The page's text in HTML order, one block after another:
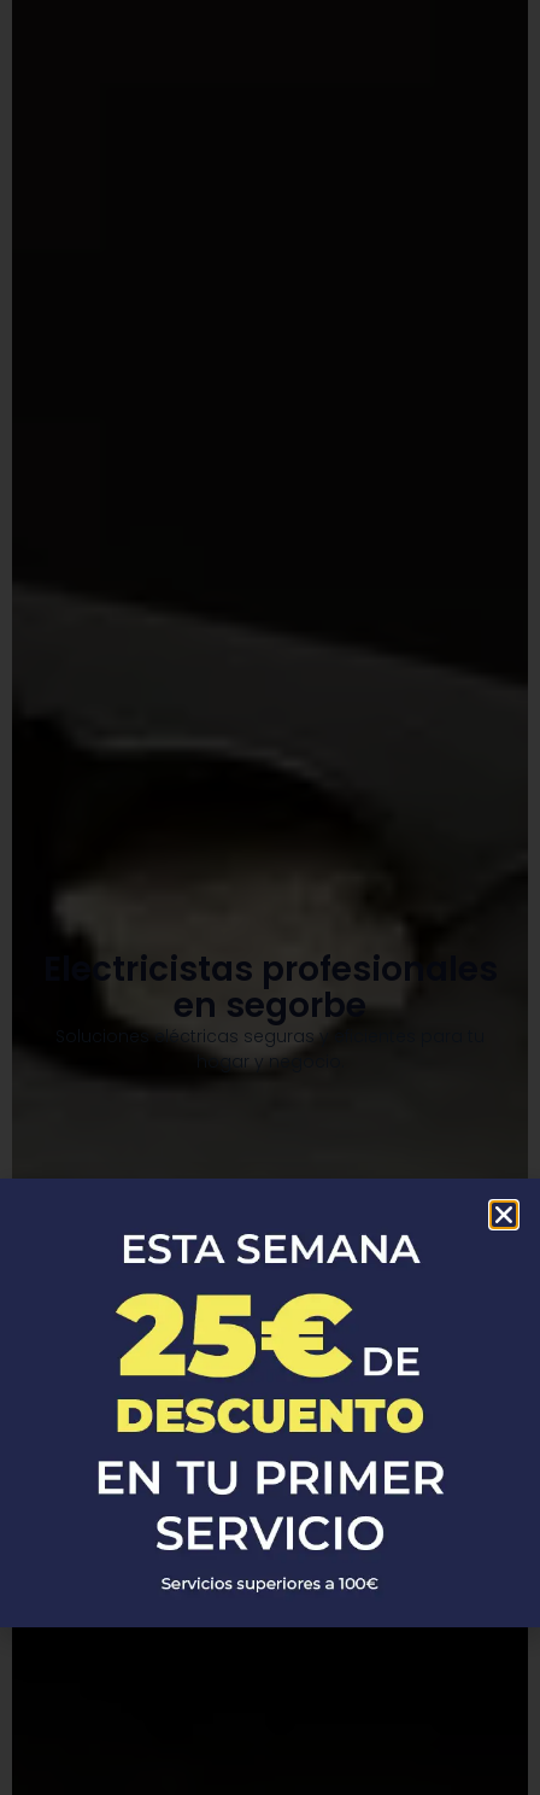
Electricistas profesionales
en segorbe
Soluciones eléctricas seguras y eficientes para tu
hogar y negocio.​